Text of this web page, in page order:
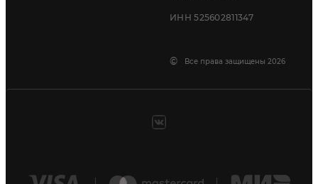
ИНН 525602811347
© Все права защищены 2026